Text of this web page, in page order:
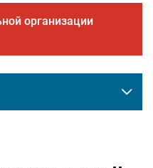
организации